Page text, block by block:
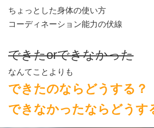
ちょっとした身体の使い方
コーディネーション能力の伏線
できたorできなかった
なんてことよりも
できたのならどうする？
できなかったならどうす